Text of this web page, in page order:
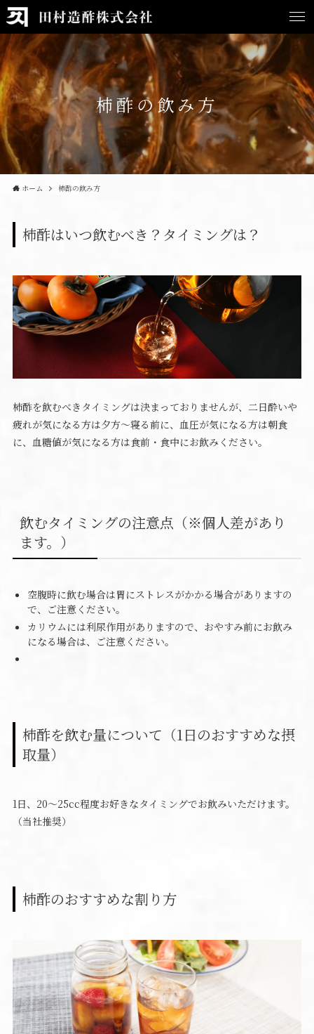
柿酢の飲み方
ホーム 柿酢の飲み方
柿酢はいつ飲むべき？タイミングは？
柿酢を飲むべきタイミングは決まっておりませんが、二日酔いや
疲れが気になる方は夕方〜寝る前に、血圧が気になる方は朝食
に、血糖値が気になる方は食前・食中にお飲みください。
飲むタイミングの注意点（※個人差があり
ます。）
空腹時に飲む場合は胃にストレスがかかる場合がありますの
で、ご注意ください。
カリウムには利尿作用がありますので、おやすみ前にお飲み
になる場合は、ご注意ください。
柿酢を飲む量について（1日のおすすめな摂
取量）
1日、20～25cc程度お好きなタイミングでお飲みいただけます。
（当社推奨）
柿酢のおすすめな割り方